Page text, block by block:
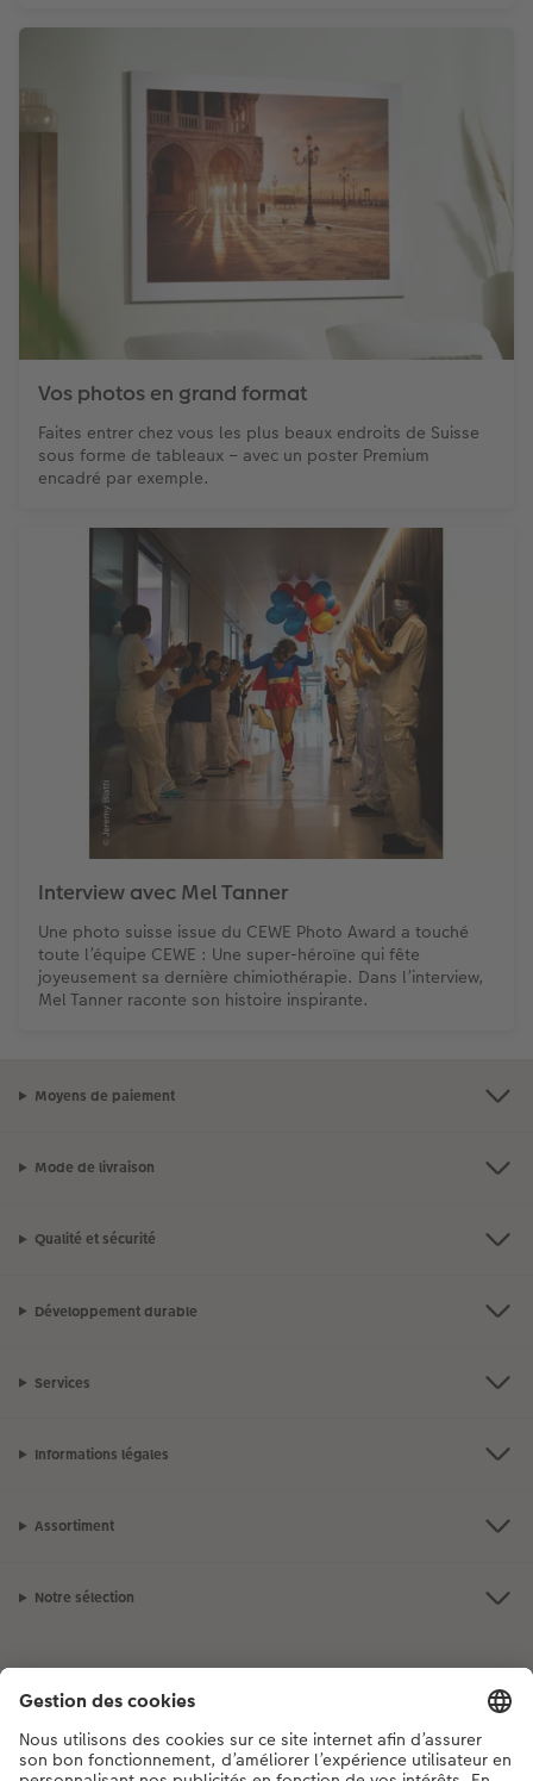
Vos photos en grand format
Faites entrer chez vous les plus beaux endroits de Suisse
sous forme de tableaux – avec un poster Premium
encadré par exemple.
Interview avec Mel Tanner
Une photo suisse issue du CEWE Photo Award a touché
toute l’équipe CEWE : Une super-héroïne qui fête
joyeusement sa dernière chimiothérapie. Dans l’interview,
Mel Tanner raconte son histoire inspirante.
Moyens de paiement
Mode de livraison
Qualité et sécurité
Développement durable
Services
Informations légales
Assortiment
Notre sélection